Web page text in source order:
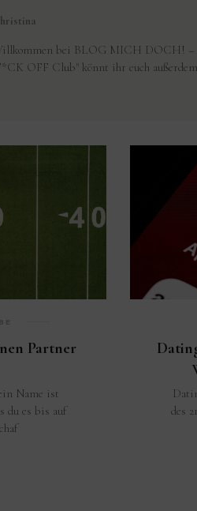
bei BLOG MICH DOCH! –
OFF Club" könnt ihr euch
Partner
Name ist
du es bis auf
des